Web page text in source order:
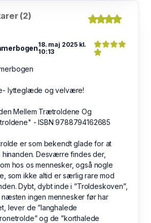
(2)
18. maj 2025 kl.
10:13
lytteglæde og velvære!
Mellem Trætroldene Og
- ISBN 9788794162685
er som bekendt glade for at
hinanden. Desværre findes der,
hos os mennesker, også nogle
som ikke altid er særlig rare mod
Dybt, dybt inde i ”Troldeskoven”,
ingen mennesker før har
lever de ”langhalede
og de ”korthalede